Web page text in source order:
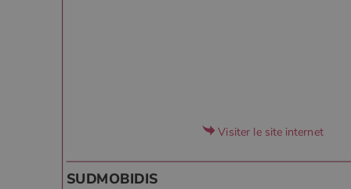
Visiter le site internet
SUDMOBIDIS